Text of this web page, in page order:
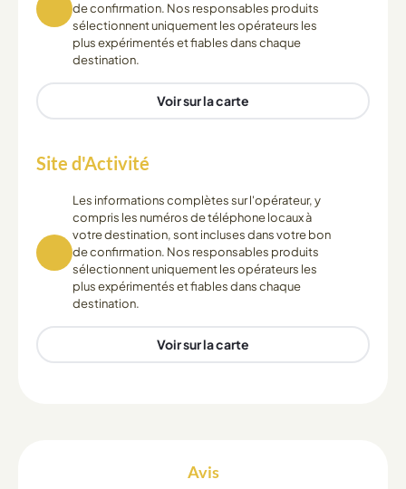
de confirmation. Nos responsables produits
sélectionnent uniquement les opérateurs les
plus expérimentés et fiables dans chaque
destination.
Voir sur la carte
Site d'Activité
Les informations complètes sur l'opérateur, y
compris les numéros de téléphone locaux à
votre destination, sont incluses dans votre bon
de confirmation. Nos responsables produits
sélectionnent uniquement les opérateurs les
plus expérimentés et fiables dans chaque
destination.
Voir sur la carte
Avis